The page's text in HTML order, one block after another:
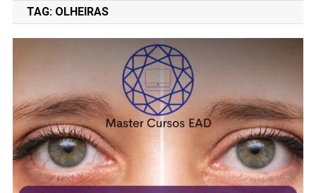
TAG: OLHEIRAS